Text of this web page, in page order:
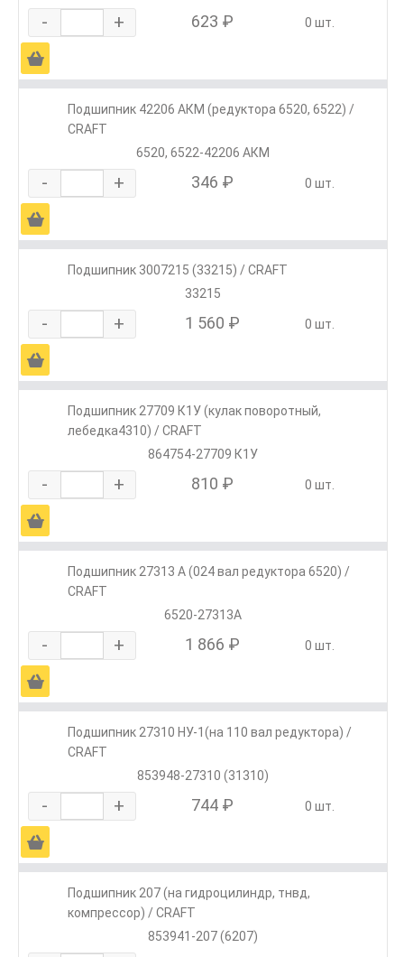
- + 623 ₽ 0 шт.
Ä
Подшипник 42206 АКМ (редуктора 6520, 6522) /
CRAFT
6520, 6522-42206 АКМ
- + 346 ₽ 0 шт.
Ä
Подшипник 3007215 (33215) / CRAFT
33215
- + 1 560 ₽ 0 шт.
Ä
Подшипник 27709 К1У (кулак поворотный,
лебедка4310) / CRAFT
864754-27709 К1У
- + 810 ₽ 0 шт.
Ä
Подшипник 27313 А (024 вал редуктора 6520) /
CRAFT
6520-27313А
- + 1 866 ₽ 0 шт.
Ä
Подшипник 27310 НУ-1(на 110 вал редуктора) /
CRAFT
853948-27310 (31310)
- + 744 ₽ 0 шт.
Ä
Подшипник 207 (на гидроцилиндр, тнвд,
компрессор) / CRAFT
853941-207 (6207)